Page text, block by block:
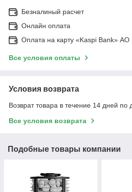
Безналиный расчет
Онлайн оплата
Оплата на карту «Kaspi Bank» АО
Все условия оплаты
Условия возврата
Возврат товара в течение 14 дней по
Все условия возврата
Подобные товары компании